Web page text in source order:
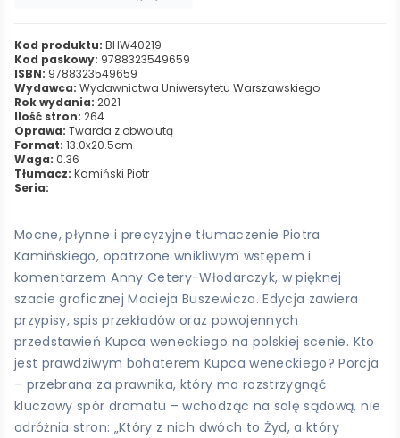
Kod produktu: BHW40219
Kod paskowy: 9788323549659
ISBN: 9788323549659
Wydawca: Wydawnictwa Uniwersytetu Warszawskiego
Rok wydania: 2021
Ilość stron: 264
Oprawa: Twarda z obwolutą
Format: 13.0x20.5cm
Waga: 0.36
Tłumacz: Kamiński Piotr
Seria:
Mocne, płynne i precyzyjne tłumaczenie Piotra
Kamińskiego, opatrzone wnikliwym wstępem i
komentarzem Anny Cetery-Włodarczyk, w pięknej
szacie graficznej Macieja Buszewicza. Edycja zawiera
przypisy, spis przekładów oraz powojennych
przedstawień Kupca weneckiego na polskiej scenie. Kto
jest prawdziwym bohaterem Kupca weneckiego? Porcja
– przebrana za prawnika, który ma rozstrzygnąć
kluczowy spór dramatu – wchodząc na salę sądową, nie
odróżnia stron: „Który z nich dwóch to Żyd, a który